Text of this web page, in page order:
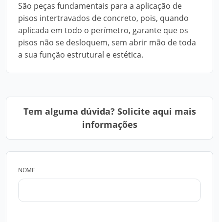
São peças fundamentais para a aplicação de
pisos intertravados de concreto, pois, quando
aplicada em todo o perímetro, garante que os
pisos não se desloquem, sem abrir mão de toda
a sua função estrutural e estética.
Tem alguma dúvida? Solicite aqui mais
informações
NOME